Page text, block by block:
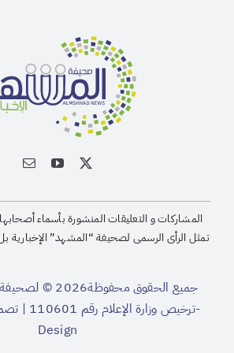
المشاركات و التعليقات المنشورة بأسماء
تمثل الرأى الرسمى لصحيفة “المشهد” الإخبارية
جميع الحقوق
-ترخيص وزارة الإعلام رقم 110601 | تصميم وتطوير
Design